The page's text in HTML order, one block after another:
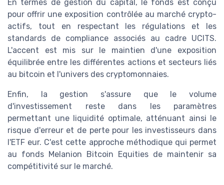
En termes de gestion du capital, le fonds est conçu
pour offrir une exposition contrôlée au marché crypto-
actifs, tout en respectant les régulations et les
standards de compliance associés au cadre UCITS.
L'accent est mis sur le maintien d'une exposition
équilibrée entre les différentes actions et secteurs liés
au bitcoin et l'univers des cryptomonnaies.
Enfin, la gestion s'assure que le volume
d'investissement reste dans les paramètres
permettant une liquidité optimale, atténuant ainsi le
risque d'erreur et de perte pour les investisseurs dans
l'ETF eur. C'est cette approche méthodique qui permet
au fonds Melanion Bitcoin Equities de maintenir sa
compétitivité sur le marché.